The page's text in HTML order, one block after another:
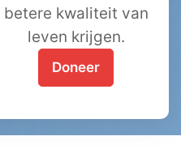
betere kwaliteit van
leven krijgen.
Doneer